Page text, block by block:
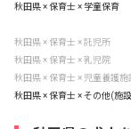
秋田県 × 保育士 × 学童保育
秋田県 × 保育士 × 託児所
秋田県 × 保育士 × 乳児院
秋田県 × 保育士 × 児童養護施
秋田県 × 保育士 × その他(施